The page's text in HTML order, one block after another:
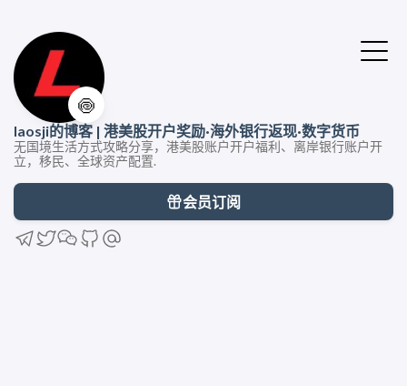
🍥
laosji的博客 | 港美股开户奖励·海外银行返现·数字货币
无国境生活方式攻略分享，港美股账户开户福利、离岸银行账户开
立，移民、全球资产配置.
会员订阅